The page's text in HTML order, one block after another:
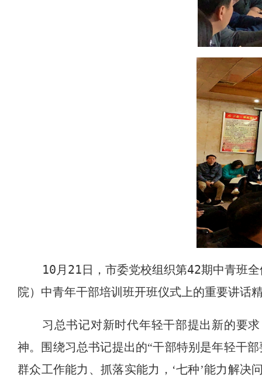
10 月 21 日，市委党校组织第42期中青班
院）中青年干部培训班开班仪式上的重要讲话
习总书记对新时代年轻干部提出新的要
神。围绕习总书记提出的“干部特别是年轻干
群众工作能力、抓落实能力，‘七种’能力解决